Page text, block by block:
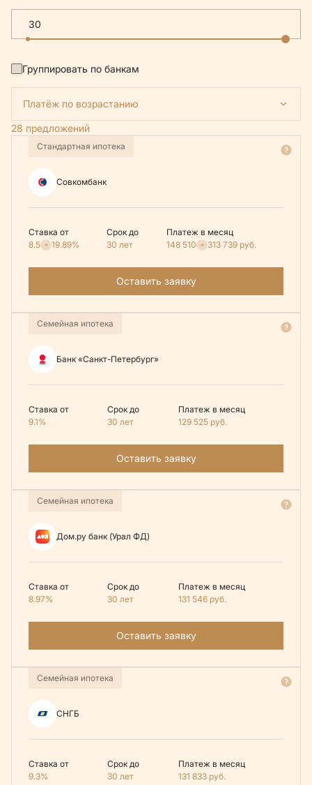
Группировать по банкам
Платёж по возрастанию
28 предложений
Стандартная ипотека
Совкомбанк
Ставка от
8.5
19.89%
Срок до
30 лет
Платеж в месяц
148 510
313 739 руб.
Оставить заявку
Семейная ипотека
Банк «Санкт-Петербург»
Ставка от
9.1%
Срок до
30 лет
Платеж в месяц
129 525 руб.
Оставить заявку
Семейная ипотека
Дом.ру банк (Урал ФД)
Ставка от
8.97%
Срок до
30 лет
Платеж в месяц
131 546 руб.
Оставить заявку
Семейная ипотека
СНГБ
Ставка от
9.3%
Срок до
30 лет
Платеж в месяц
131 833 руб.